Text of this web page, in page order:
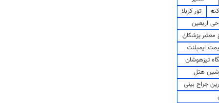
تور کربلا
اربعین
پزشکان
ایمپلنت
تیزهوشان
هتل
جراح بینی